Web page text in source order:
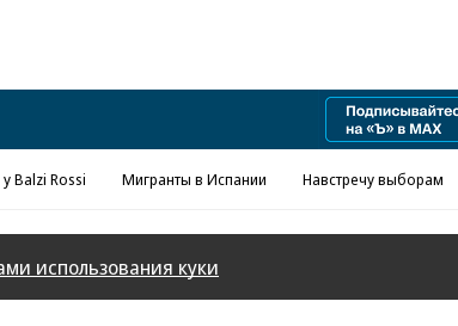
Balzi Rossi Мигранты в Испании Навстречу выборам
использования куки